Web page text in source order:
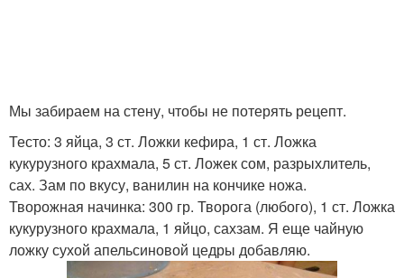
Мы забираем на стену, чтобы не потерять рецепт.
Тесто: 3 яйца, 3 ст. Ложки кефира, 1 ст. Ложка
кукурузного крахмала, 5 ст. Ложек сом, разрыхлитель,
сах. Зам по вкусу, ванилин на кончике ножа.
Творожная начинка: 300 гр. Творога (любого), 1 ст. Ложка
кукурузного крахмала, 1 яйцо, сахзам. Я еще чайную
ложку сухой апельсиновой цедры добавляю.